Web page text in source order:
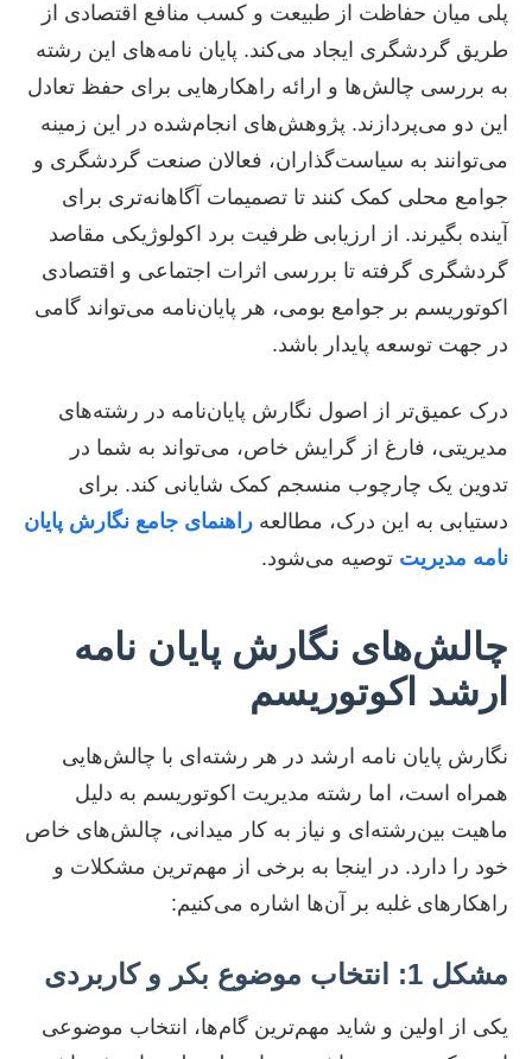
پلی میان حفاظت از طبیعت و کسب منافع اقتصادی از
طریق گردشگری ایجاد می‌کند. پایان نامه‌های این رشته
به بررسی چالش‌ها و ارائه راهکارهایی برای حفظ تعادل
این دو می‌پردازند. پژوهش‌های انجام‌شده در این زمینه
می‌توانند به سیاست‌گذاران، فعالان صنعت گردشگری و
جوامع محلی کمک کنند تا تصمیمات آگاهانه‌تری برای
آینده بگیرند. از ارزیابی ظرفیت برد اکولوژیکی مقاصد
گردشگری گرفته تا بررسی اثرات اجتماعی و اقتصادی
اکوتوریسم بر جوامع بومی، هر پایان‌نامه می‌تواند گامی
در جهت توسعه پایدار باشد.
درک عمیق‌تر از اصول نگارش پایان‌نامه در رشته‌های
مدیریتی، فارغ از گرایش خاص، می‌تواند به شما در
تدوین یک چارچوب منسجم کمک شایانی کند. برای
دستیابی به این درک، مطالعه راهنمای جامع نگارش پایان
نامه مدیریت توصیه می‌شود.
چالش‌های نگارش پایان نامه
ارشد اکوتوریسم
نگارش پایان نامه ارشد در هر رشته‌ای با چالش‌هایی
همراه است، اما رشته مدیریت اکوتوریسم به دلیل
ماهیت بین‌رشته‌ای و نیاز به کار میدانی، چالش‌های خاص
خود را دارد. در اینجا به برخی از مهم‌ترین مشکلات و
راهکارهای غلبه بر آن‌ها اشاره می‌کنیم:
مشکل 1: انتخاب موضوع بکر و کاربردی
یکی از اولین و شاید مهم‌ترین گام‌ها، انتخاب موضوعی